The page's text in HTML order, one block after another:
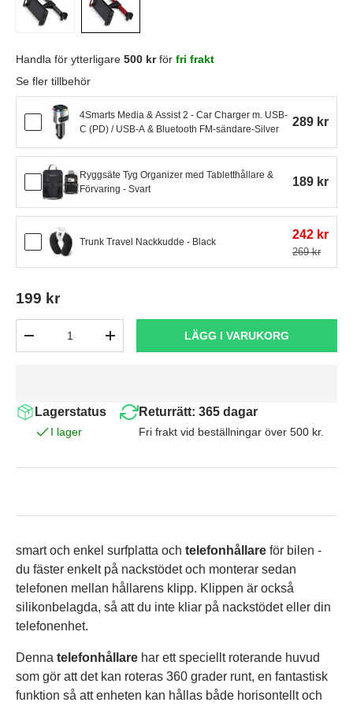
Handla för ytterligare 500 krför fri frakt
Se fler tillbehör
4Smarts Media & Assist 2 - Car Charger m. USB-
C (PD) / USB-A & Bluetooth FM-sändare-Silver
289 kr
Ryggsäte Tyg Organizer med Tabletthållare &
Förvaring - Svart
189 kr
Trunk Travel Nackkudde - Black
242 kr
269 kr
199 kr
+ LÄGG I VARUKORG
Lagerstatus
I lager
Returrätt: 365 dagar
Fri frakt vid beställningar över 500 kr.
smart och enkel surfplatta och telefonhållare för bilen -
du fäster enkelt på nackstödet och monterar sedan
telefonen mellan hållarens klipp. Klippen är också
silikonbelagda, så att du inte kliar på nackstödet eller din
telefonenhet.
Denna telefonhållare har ett speciellt roterande huvud
som gör att det kan roteras 360 grader runt, en fantastisk
funktion så att enheten kan hållas både horisontellt och